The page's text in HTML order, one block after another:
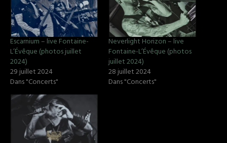
Escarnium – live Fontaine-
L’Évêque (photos juillet
2024)
29 juillet 2024
Dans "Concerts"
Neverlight Horizon – live
Fontaine-L’Évêque (photos
juillet 2024)
28 juillet 2024
Dans "Concerts"